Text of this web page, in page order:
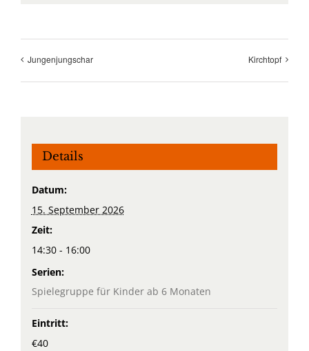
Jungenjungschar Kirchtopf
Details
Datum:
15. September 2026
Zeit:
14:30 - 16:00
Serien:
Spielegruppe für Kinder ab 6 Monaten
Eintritt:
€40